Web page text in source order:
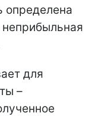
определена
неприбыльная
для
–